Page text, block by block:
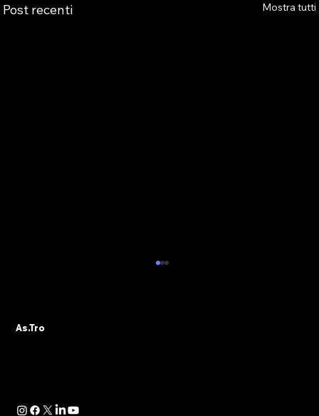
Post recenti Mostra tutti
As.Tro – Confindustria SIT augurano a tutti gli
As.Tro